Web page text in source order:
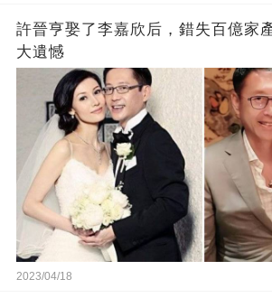
許晉亨娶了李嘉欣后，錯失百億家
大遺憾
2023/04/18